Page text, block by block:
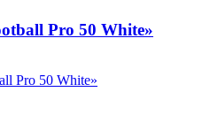
Pro 50 White»